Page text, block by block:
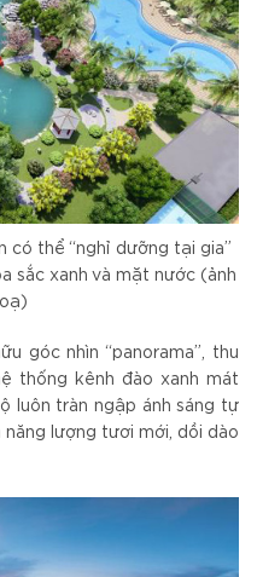
có thể “nghỉ dưỡng tại gia”
sắc xanh và mặt nước (ảnh
góc nhìn “panorama”, thu
thống kênh đào xanh mát
luôn tràn ngập ánh sáng tự
lượng tươi mới, dồi dào